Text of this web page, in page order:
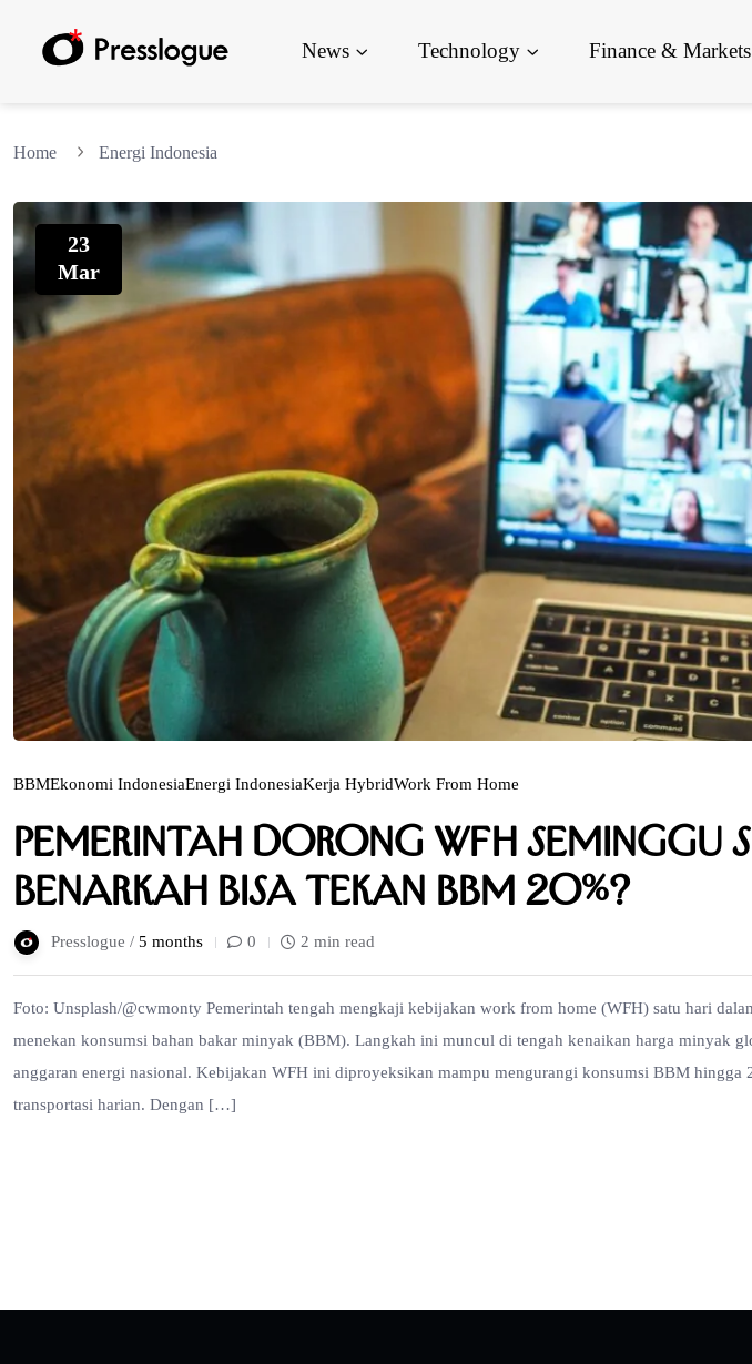
News Technology Finance & Markets
Home Energi Indonesia
23
Mar
BBMEkonomi IndonesiaEnergi IndonesiaKerja HybridWork From Home
Pemerintah Dorong WFH Seminggu
Benarkah Bisa Tekan BBM 20%?
Presslogue / 5 months 0 2 min read
Foto: Unsplash/@cwmonty Pemerintah tengah mengkaji kebijakan work from home (WFH) satu hari
menekan konsumsi bahan bakar minyak (BBM). Langkah ini muncul di tengah kenaikan harga minyak
anggaran energi nasional. Kebijakan WFH ini diproyeksikan mampu mengurangi konsumsi BBM hingga
transportasi harian. Dengan […]